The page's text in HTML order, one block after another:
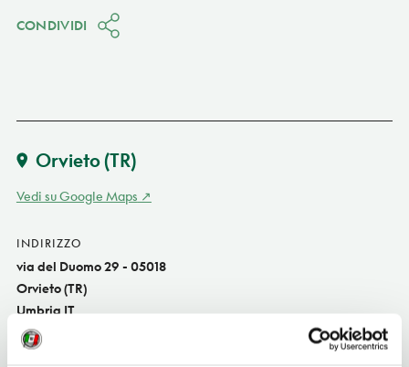
CONDIVIDI
Orvieto(TR)
Vedi su Google Maps
INDIRIZZO
via del Duomo 29 - 05018
Orvieto (TR)
Umbria IT
SITO WEB